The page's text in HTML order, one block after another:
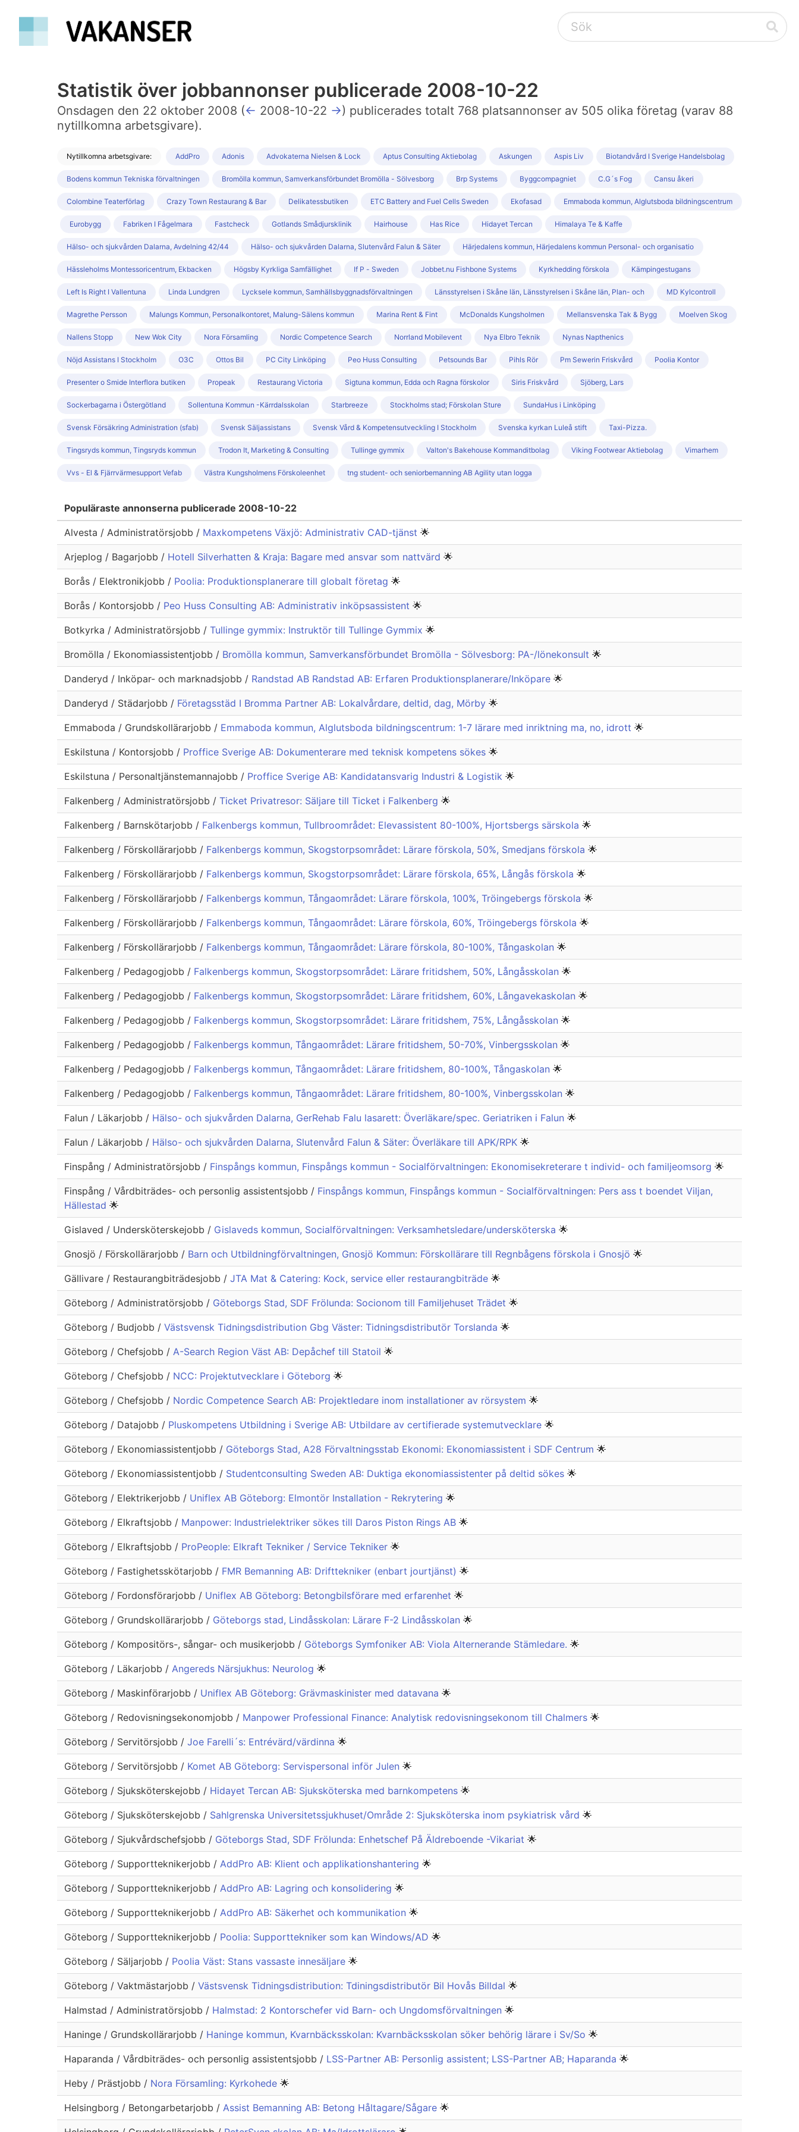
Statistik över jobbannonser publicerade 2008-10-22
Onsdagen den 22 oktober 2008 (← 2008-10-22 →) publicerades totalt 768 platsannonser av 505 olika företag (varav 88
nytillkomna arbetsgivare).
Nytillkomna arbetsgivare: AddPro Adonis Advokaterna Nielsen & Lock Aptus Consulting Aktiebolag Askungen Aspis Liv Biotandvård I Sverige Handelsbolag
Bodens kommun Tekniska förvaltningen Bromölla kommun, Samverkansförbundet Bromölla - Sölvesborg Brp Systems Byggcompagniet C.G´s Fog Cansu åkeri
Colombine Teaterförlag Crazy Town Restaurang & Bar Delikatessbutiken ETC Battery and Fuel Cells Sweden Ekofasad Emmaboda kommun, Alglutsboda bildningscentrum
Eurobygg Fabriken I Fågelmara Fastcheck Gotlands Smådjursklinik Hairhouse Has Rice Hidayet Tercan Himalaya Te & Kaffe
Hälso- och sjukvården Dalarna, Avdelning 42/44 Hälso- och sjukvården Dalarna, Slutenvård Falun & Säter Härjedalens kommun, Härjedalens kommun Personal- och organisatio
Hässleholms Montessoricentrum, Ekbacken Högsby Kyrkliga Samfällighet If P - Sweden Jobbet.nu Fishbone Systems Kyrkhedding förskola Kämpingestugans
Left Is Right I Vallentuna Linda Lundgren Lycksele kommun, Samhällsbyggnadsförvaltningen Länsstyrelsen i Skåne län, Länsstyrelsen i Skåne län, Plan- och MD Kylcontroll
Magrethe Persson Malungs Kommun, Personalkontoret, Malung-Sälens kommun Marina Rent & Fint McDonalds Kungsholmen Mellansvenska Tak & Bygg Moelven Skog
Nallens Stopp New Wok City Nora Församling Nordic Competence Search Norrland Mobilevent Nya Elbro Teknik Nynas Napthenics
Nöjd Assistans I Stockholm O3C Ottos Bil PC City Linköping Peo Huss Consulting Petsounds Bar Pihls Rör Pm Sewerin Friskvård Poolia Kontor
Presenter o Smide Interflora butiken Propeak Restaurang Victoria Sigtuna kommun, Edda och Ragna förskolor Siris Friskvård Sjöberg, Lars
Sockerbagarna i Östergötland Sollentuna Kommun -Kärrdalsskolan Starbreeze Stockholms stad; Förskolan Sture SundaHus i Linköping
Svensk Försäkring Administration (sfab) Svensk Säljassistans Svensk Vård & Kompetensutveckling I Stockholm Svenska kyrkan Luleå stift Taxi-Pizza.
Tingsryds kommun, Tingsryds kommun Trodon It, Marketing & Consulting Tullinge gymmix Valton's Bakehouse Kommanditbolag Viking Footwear Aktiebolag Vimarhem
Vvs - El & Fjärrvärmesupport Vefab Västra Kungsholmens Förskoleenhet tng student- och seniorbemanning AB Agility utan logga
Populäraste annonserna publicerade 2008-10-22
Alvesta / Administratörsjobb / Maxkompetens Växjö: Administrativ CAD-tjänst 🌟
Arjeplog / Bagarjobb / Hotell Silverhatten & Kraja: Bagare med ansvar som nattvärd 🌟
Borås / Elektronikjobb / Poolia: Produktionsplanerare till globalt företag 🌟
Borås / Kontorsjobb / Peo Huss Consulting AB: Administrativ inköpsassistent 🌟
Botkyrka / Administratörsjobb / Tullinge gymmix: Instruktör till Tullinge Gymmix 🌟
Bromölla / Ekonomiassistentjobb / Bromölla kommun, Samverkansförbundet Bromölla - Sölvesborg: PA-/lönekonsult 🌟
Danderyd / Inköpar- och marknadsjobb / Randstad AB Randstad AB: Erfaren Produktionsplanerare/Inköpare 🌟
Danderyd / Städarjobb / Företagsstäd I Bromma Partner AB: Lokalvårdare, deltid, dag, Mörby 🌟
Emmaboda / Grundskollärarjobb / Emmaboda kommun, Alglutsboda bildningscentrum: 1-7 lärare med inriktning ma, no, idrott 🌟
Eskilstuna / Kontorsjobb / Proffice Sverige AB: Dokumenterare med teknisk kompetens sökes 🌟
Eskilstuna / Personaltjänstemannajobb / Proffice Sverige AB: Kandidatansvarig Industri & Logistik 🌟
Falkenberg / Administratörsjobb / Ticket Privatresor: Säljare till Ticket i Falkenberg 🌟
Falkenberg / Barnskötarjobb / Falkenbergs kommun, Tullbroområdet: Elevassistent 80-100%, Hjortsbergs särskola 🌟
Falkenberg / Förskollärarjobb / Falkenbergs kommun, Skogstorpsområdet: Lärare förskola, 50%, Smedjans förskola 🌟
Falkenberg / Förskollärarjobb / Falkenbergs kommun, Skogstorpsområdet: Lärare förskola, 65%, Långås förskola 🌟
Falkenberg / Förskollärarjobb / Falkenbergs kommun, Tångaområdet: Lärare förskola, 100%, Tröingebergs förskola 🌟
Falkenberg / Förskollärarjobb / Falkenbergs kommun, Tångaområdet: Lärare förskola, 60%, Tröingebergs förskola 🌟
Falkenberg / Förskollärarjobb / Falkenbergs kommun, Tångaområdet: Lärare förskola, 80-100%, Tångaskolan 🌟
Falkenberg / Pedagogjobb / Falkenbergs kommun, Skogstorpsområdet: Lärare fritidshem, 50%, Långåsskolan 🌟
Falkenberg / Pedagogjobb / Falkenbergs kommun, Skogstorpsområdet: Lärare fritidshem, 60%, Långavekaskolan 🌟
Falkenberg / Pedagogjobb / Falkenbergs kommun, Skogstorpsområdet: Lärare fritidshem, 75%, Långåsskolan 🌟
Falkenberg / Pedagogjobb / Falkenbergs kommun, Tångaområdet: Lärare fritidshem, 50-70%, Vinbergsskolan 🌟
Falkenberg / Pedagogjobb / Falkenbergs kommun, Tångaområdet: Lärare fritidshem, 80-100%, Tångaskolan 🌟
Falkenberg / Pedagogjobb / Falkenbergs kommun, Tångaområdet: Lärare fritidshem, 80-100%, Vinbergsskolan 🌟
Falun / Läkarjobb / Hälso- och sjukvården Dalarna, GerRehab Falu lasarett: Överläkare/spec. Geriatriken i Falun 🌟
Falun / Läkarjobb / Hälso- och sjukvården Dalarna, Slutenvård Falun & Säter: Överläkare till APK/RPK 🌟
Finspång / Administratörsjobb / Finspångs kommun, Finspångs kommun - Socialförvaltningen: Ekonomisekreterare t individ- och familjeomsorg 🌟
Finspång / Vårdbiträdes- och personlig assistentsjobb / Finspångs kommun, Finspångs kommun - Socialförvaltningen: Pers ass t boendet Viljan,
Hällestad 🌟
Gislaved / Undersköterskejobb / Gislaveds kommun, Socialförvaltningen: Verksamhetsledare/undersköterska 🌟
Gnosjö / Förskollärarjobb / Barn och Utbildningförvaltningen, Gnosjö Kommun: Förskollärare till Regnbågens förskola i Gnosjö 🌟
Gällivare / Restaurangbiträdesjobb / JTA Mat & Catering: Kock, service eller restaurangbiträde 🌟
Göteborg / Administratörsjobb / Göteborgs Stad, SDF Frölunda: Socionom till Familjehuset Trädet 🌟
Göteborg / Budjobb / Västsvensk Tidningsdistribution Gbg Väster: Tidningsdistributör Torslanda 🌟
Göteborg / Chefsjobb / A-Search Region Väst AB: Depåchef till Statoil 🌟
Göteborg / Chefsjobb / NCC: Projektutvecklare i Göteborg 🌟
Göteborg / Chefsjobb / Nordic Competence Search AB: Projektledare inom installationer av rörsystem 🌟
Göteborg / Datajobb / Pluskompetens Utbildning i Sverige AB: Utbildare av certifierade systemutvecklare 🌟
Göteborg / Ekonomiassistentjobb / Göteborgs Stad, A28 Förvaltningsstab Ekonomi: Ekonomiassistent i SDF Centrum 🌟
Göteborg / Ekonomiassistentjobb / Studentconsulting Sweden AB: Duktiga ekonomiassistenter på deltid sökes 🌟
Göteborg / Elektrikerjobb / Uniflex AB Göteborg: Elmontör Installation - Rekrytering 🌟
Göteborg / Elkraftsjobb / Manpower: Industrielektriker sökes till Daros Piston Rings AB 🌟
Göteborg / Elkraftsjobb / ProPeople: Elkraft Tekniker / Service Tekniker 🌟
Göteborg / Fastighetsskötarjobb / FMR Bemanning AB: Drifttekniker (enbart jourtjänst) 🌟
Göteborg / Fordonsförarjobb / Uniflex AB Göteborg: Betongbilsförare med erfarenhet 🌟
Göteborg / Grundskollärarjobb / Göteborgs stad, Lindåsskolan: Lärare F-2 Lindåsskolan 🌟
Göteborg / Kompositörs-, sångar- och musikerjobb / Göteborgs Symfoniker AB: Viola Alternerande Stämledare. 🌟
Göteborg / Läkarjobb / Angereds Närsjukhus: Neurolog 🌟
Göteborg / Maskinförarjobb / Uniflex AB Göteborg: Grävmaskinister med datavana 🌟
Göteborg / Redovisningsekonomjobb / Manpower Professional Finance: Analytisk redovisningsekonom till Chalmers 🌟
Göteborg / Servitörsjobb / Joe Farelli´s: Entrévärd/värdinna 🌟
Göteborg / Servitörsjobb / Komet AB Göteborg: Servispersonal inför Julen 🌟
Göteborg / Sjuksköterskejobb / Hidayet Tercan AB: Sjuksköterska med barnkompetens 🌟
Göteborg / Sjuksköterskejobb / Sahlgrenska Universitetssjukhuset/Område 2: Sjuksköterska inom psykiatrisk vård 🌟
Göteborg / Sjukvårdschefsjobb / Göteborgs Stad, SDF Frölunda: Enhetschef På Äldreboende -Vikariat 🌟
Göteborg / Supportteknikerjobb / AddPro AB: Klient och applikationshantering 🌟
Göteborg / Supportteknikerjobb / AddPro AB: Lagring och konsolidering 🌟
Göteborg / Supportteknikerjobb / AddPro AB: Säkerhet och kommunikation 🌟
Göteborg / Supportteknikerjobb / Poolia: Supporttekniker som kan Windows/AD 🌟
Göteborg / Säljarjobb / Poolia Väst: Stans vassaste innesäljare 🌟
Göteborg / Vaktmästarjobb / Västsvensk Tidningsdistribution: Tdiningsdistributör Bil Hovås Billdal 🌟
Halmstad / Administratörsjobb / Halmstad: 2 Kontorschefer vid Barn- och Ungdomsförvaltningen 🌟
Haninge / Grundskollärarjobb / Haninge kommun, Kvarnbäcksskolan: Kvarnbäcksskolan söker behörig lärare i Sv/So 🌟
Haparanda / Vårdbiträdes- och personlig assistentsjobb / LSS-Partner AB: Personlig assistent; LSS-Partner AB; Haparanda 🌟
Heby / Prästjobb / Nora Församling: Kyrkohede 🌟
Helsingborg / Betongarbetarjobb / Assist Bemanning AB: Betong Håltagare/Sågare 🌟